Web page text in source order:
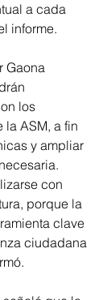
a cada
informe.
Gaona
los
ASM, a fin
y ampliar
con
porque la
clave
ciudadana